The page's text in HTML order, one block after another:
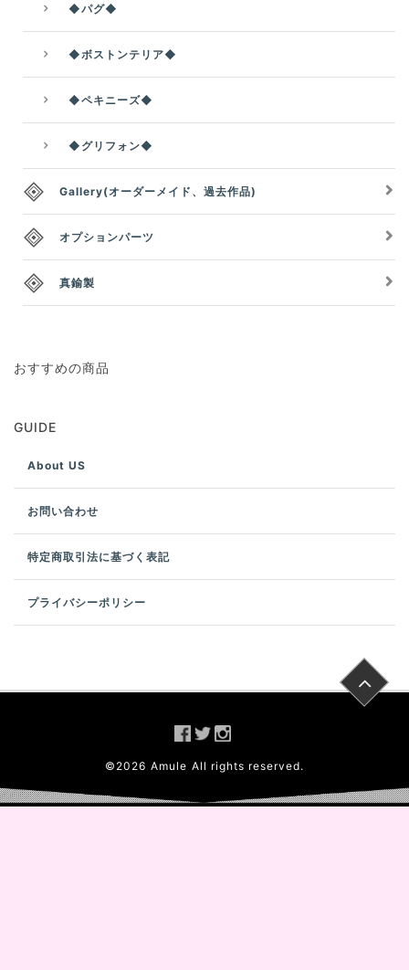
◆パグ◆
◆ボストンテリア◆
◆ペキニーズ◆
◆グリフォン◆
Gallery(オーダーメイド、過去作品)
オプションパーツ
真鍮製
おすすめの商品
GUIDE
About US
お問い合わせ
特定商取引法に基づく表記
プライバシーポリシー
© 2026 Amule All rights reserved.